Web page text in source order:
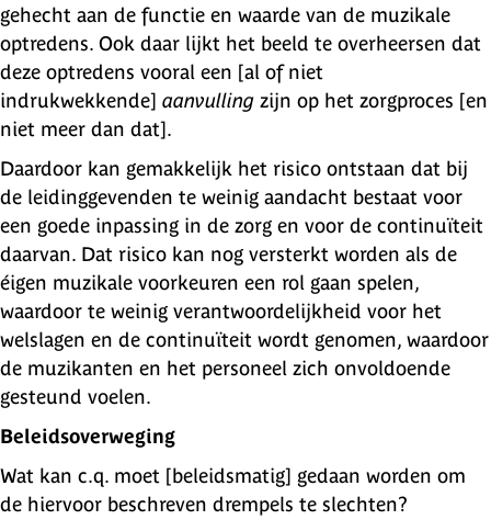
gehecht aan de functie en waarde van de muzikale
optredens. Ook daar lijkt het beeld te overheersen dat
deze optredens vooral een [al of niet
indrukwekkende] aanvulling zijn op het zorgproces [en
niet meer dan dat].
Daardoor kan gemakkelijk het risico ontstaan dat bij
de leidinggevenden te weinig aandacht bestaat voor
een goede inpassing in de zorg en voor de continuïteit
daarvan. Dat risico kan nog versterkt worden als de
éigen muzikale voorkeuren een rol gaan spelen,
waardoor te weinig verantwoordelijkheid voor het
welslagen en de continuïteit wordt genomen, waardoor
de muzikanten en het personeel zich onvoldoende
gesteund voelen.
Beleidsoverweging
Wat kan c.q. moet [beleidsmatig] gedaan worden om
de hiervoor beschreven drempels te slechten?